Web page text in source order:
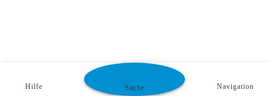
Hilfe Suche Navigation